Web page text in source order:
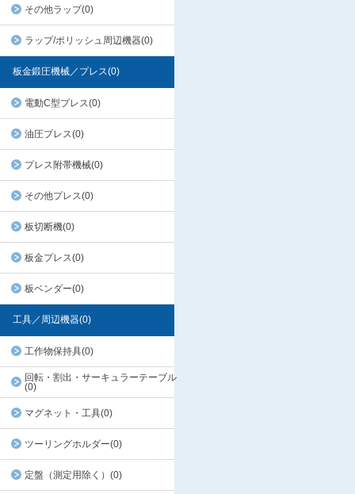
その他ラップ(0)
ラップ/ポリッシュ周辺機器(0)
板金鍛圧機械／プレス(0)
電動C型プレス(0)
油圧プレス(0)
プレス附帯機械(0)
その他プレス(0)
板切断機(0)
板金プレス(0)
板ベンダー(0)
工具／周辺機器(0)
工作物保持具(0)
回転・割出・サーキュラーテーブル
(0)
マグネット・工具(0)
ツーリングホルダー(0)
定盤（測定用除く）(0)